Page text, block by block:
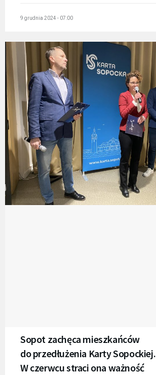
9 grudnia 2024 - 07:00
Sopot zachęca mieszkańców
do przedłużenia Karty Sopockiej.
W czerwcu straci ona ważność